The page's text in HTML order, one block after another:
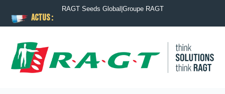
ACTUS :
RAGT Seeds Global Groupe RAGT